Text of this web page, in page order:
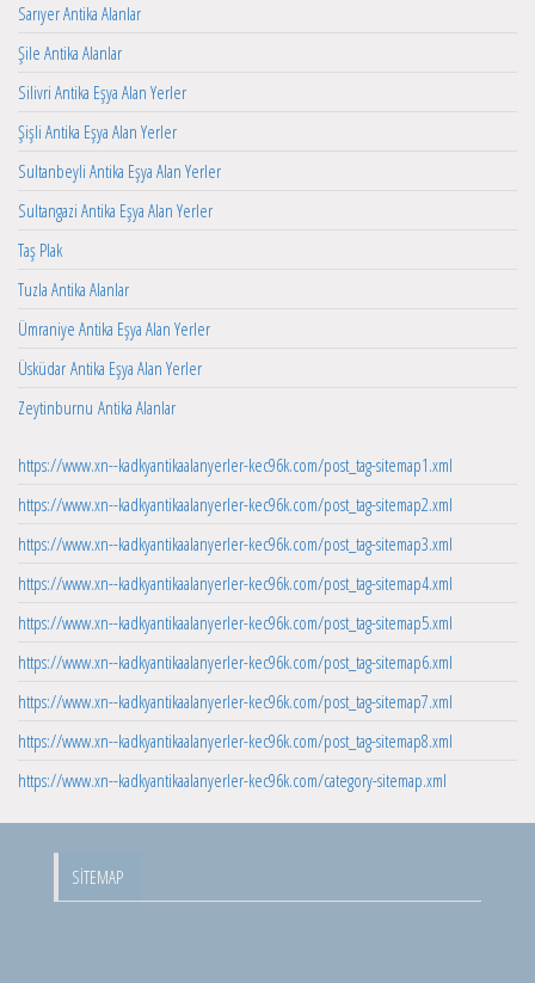
Sarıyer Antika Alanlar
Şile Antika Alanlar
Silivri Antika Eşya Alan Yerler
Şişli Antika Eşya Alan Yerler
Sultanbeyli Antika Eşya Alan Yerler
Sultangazi Antika Eşya Alan Yerler
Taş Plak
Tuzla Antika Alanlar
Ümraniye Antika Eşya Alan Yerler
Üsküdar Antika Eşya Alan Yerler
Zeytinburnu Antika Alanlar
https://www.xn--kadkyantikaalanyerler-kec96k.com/post_tag-sitemap1.xml
https://www.xn--kadkyantikaalanyerler-kec96k.com/post_tag-sitemap2.xml
https://www.xn--kadkyantikaalanyerler-kec96k.com/post_tag-sitemap3.xml
https://www.xn--kadkyantikaalanyerler-kec96k.com/post_tag-sitemap4.xml
https://www.xn--kadkyantikaalanyerler-kec96k.com/post_tag-sitemap5.xml
https://www.xn--kadkyantikaalanyerler-kec96k.com/post_tag-sitemap6.xml
https://www.xn--kadkyantikaalanyerler-kec96k.com/post_tag-sitemap7.xml
https://www.xn--kadkyantikaalanyerler-kec96k.com/post_tag-sitemap8.xml
https://www.xn--kadkyantikaalanyerler-kec96k.com/category-sitemap.xml
SITEMAP